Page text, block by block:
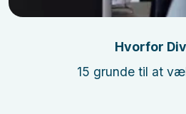
Hvorfor
15 grunde til at